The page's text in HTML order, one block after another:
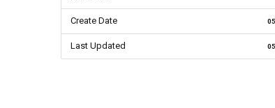
Create Date
Last Updated